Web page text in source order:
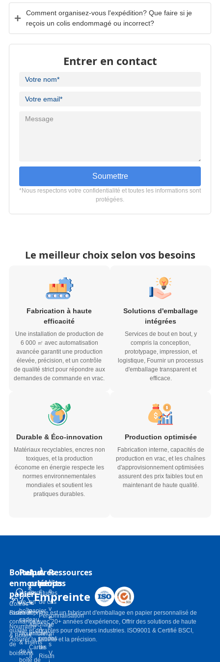
reçois un colis endommagé ou incorrect?
Entrer en contact
*Nous respectons votre confidentialité et toutes les informations sont
protégées.
Le meilleur choix selon vos besoins
efficacité
6 000 ㎡ avec automatisation
avancée garantit une production
élevée, précision, et un contrôle
de qualité strict pour répondre aux
demandes de commande en vrac.
intégrées
compris la conception,
prototypage, impression, et
logistique, Fournir un processus
d'emballage transparent et
efficace.
Durable & Éco-innovation
toxiques, et la production
économe en énergie respecte les
normes environnementales
mondiales et soutient les
pratiques durables.
production en vrac, et les chaînes
d'approvisionnement optimisées
assurent des prix faibles tout en
maintenant de haute qualité.
Boîtes
en
papier
Coffres-
cadeaux
Nourriture
& Boîtes
de
boissons
Pulpe
moulée
Inserts
de
boîte-
cadeau
Nourriture
& Inserts
de la
boîte de
Autres
produits
Sacs
en
papier
Affichage
en carton
Cartes
à
jouer
À
propos
Études
de cas
Personnalisation
À
propos
de
Risun
N
o
u
v
e
ll
e
s
V
i
Empreinte
Risun-imprime est un fabricant d'emballage en papier personnalisé de
confiance avec 20+ années d'expérience, Offrir des solutions de haute
qualité et durables pour diverses industries. ISO9001 & Certifié BSCI,
Assurer la fiabilité et la précision.